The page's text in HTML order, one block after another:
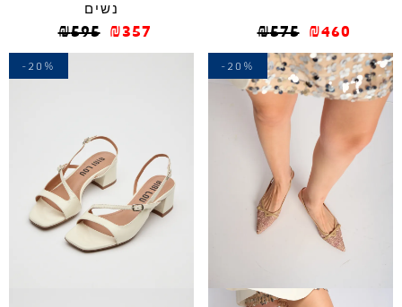
₪575 ₪460
נשים
₪595 ₪357
-20%
-20%